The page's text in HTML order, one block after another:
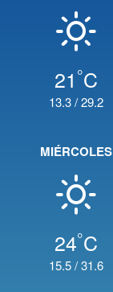
21 °C
13.3/29.2
MIÉRCOLES
24°C
15.5/31.6